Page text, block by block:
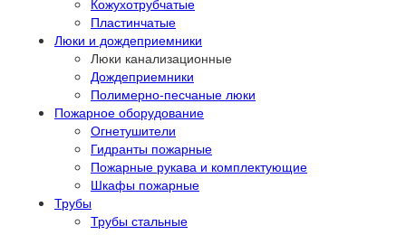
Кожухотрубчатые
Пластинчатые
Люки и дождеприемники
Люки канализационные
Дождеприемники
Полимерно-песчаные люки
Пожарное оборудование
Огнетушители
Гидранты пожарные
Пожарные рукава и комплектующие
Шкафы пожарные
Трубы
Трубы стальные